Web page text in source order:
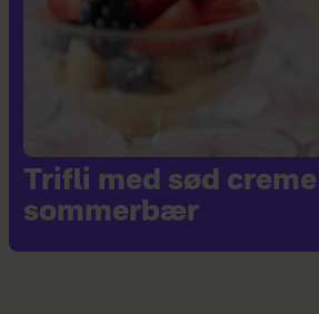
Trifli med sød
sommerbær